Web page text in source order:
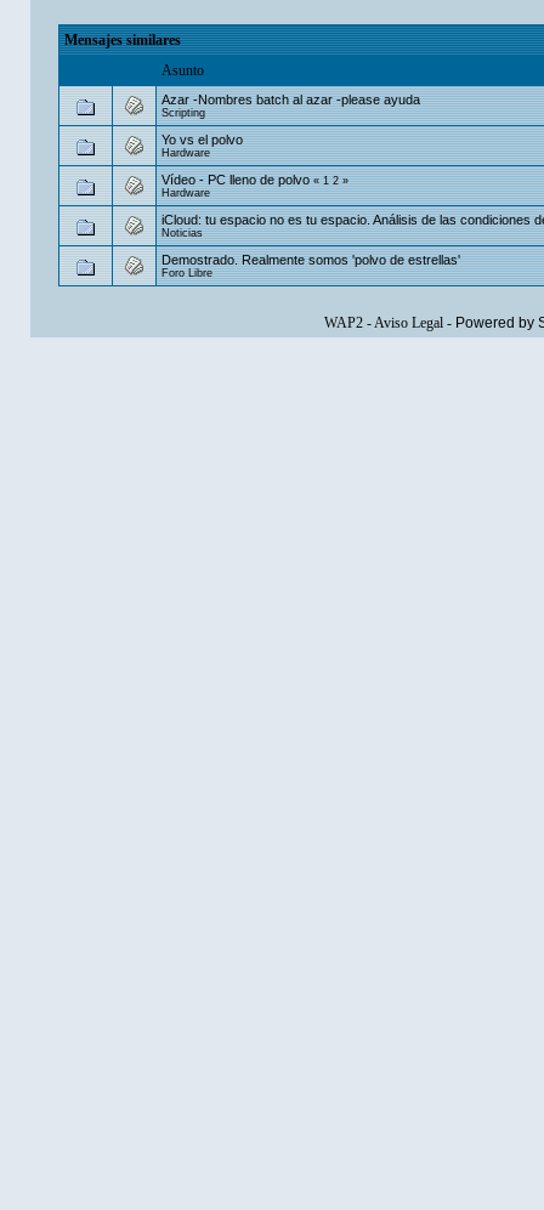
Mensajes similares
Asunto
Azar -Nombres batch al azar -please ayuda
Scripting
Yo vs el polvo
Hardware
Vídeo - PC lleno de polvo «1 2»
Hardware
iCloud: tu espacio no es tu espacio. Análisis de las condiciones
Noticias
Demostrado. Realmente somos 'polvo de estrellas'
Foro Libre
WAP2-Aviso Legal- Powered by